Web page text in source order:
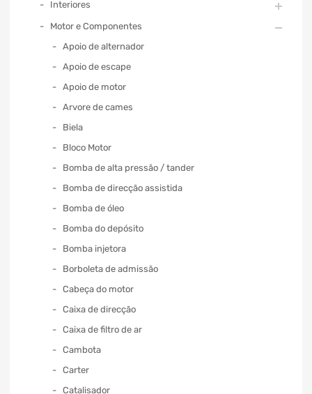
Interiores
Motor e Componentes
Apoio de alternador
Apoio de escape
Apoio de motor
Arvore de cames
Biela
Bloco Motor
Bomba de alta pressão / tander
Bomba de direcção assistida
Bomba de óleo
Bomba do depósito
Bomba injetora
Borboleta de admissão
Cabeça do motor
Caixa de direcção
Caixa de filtro de ar
Cambota
Carter
Catalisador